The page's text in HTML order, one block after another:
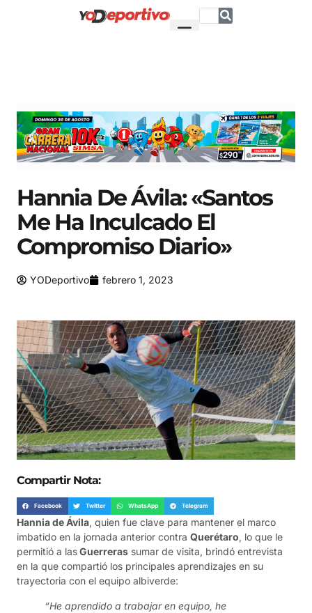
Hannia De Ávila: «Santos
Me Ha Inculcado El
Compromiso Diario»
YODeportivo febrero 1, 2023
Compartir Nota:
Facebook Twitter WhatsApp Telegram
Hannia de Ávila, quien fue clave para mantener el marco
imbatido en la jornada anterior contra Querétaro, lo que le
permitió a lasGuerreras sumar de visita, brindó entrevista
en la que compartió los principales aprendizajes en su
trayectoria con el equipo albiverde:
“He aprendido a trabajar en equipo, he